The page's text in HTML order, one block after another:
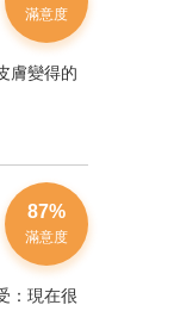
滿意度
膚變得的
87%
滿意度
：現在很